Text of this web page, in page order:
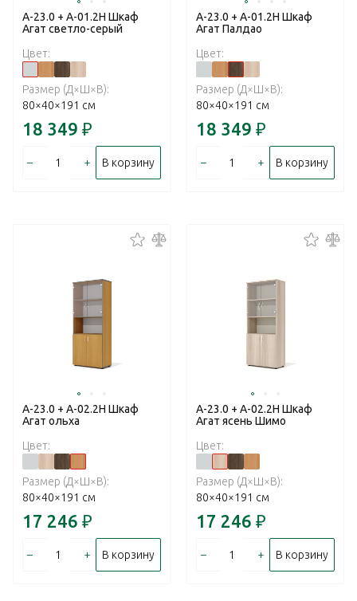
А-23.0 + А-01.2Н Шкаф
Агат светло-серый
Цвет:
Размер (Д×Ш×В):
80×40×191 см
18 349 ₽
– + В корзину
А-23.0 + А-01.2Н Шкаф
Агат Палдао
Цвет:
Размер (Д×Ш×В):
80×40×191 см
18 349 ₽
– + В корзину
А-23.0 + А-02.2Н Шкаф
Агат ольха
Цвет:
Размер (Д×Ш×В):
80×40×191 см
17 246 ₽
– + В корзину
А-23.0 + А-02.2Н Шкаф
Агат ясень Шимо
Цвет:
Размер (Д×Ш×В):
80×40×191 см
17 246 ₽
– + В корзину